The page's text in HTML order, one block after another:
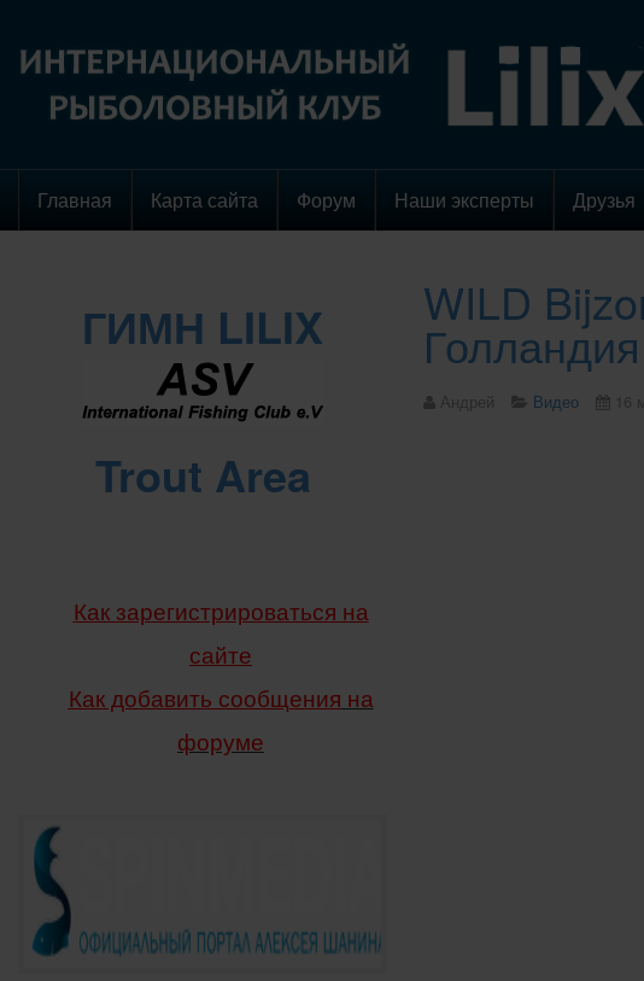
Главная Карта сайта Форум Наши эксперты Друзья
WILD
Голландия
Андрей Видео 16
ГИМН LILIX
Trout Area
Как зарегистрироваться на
сайте
Как добавить сообщения на
форуме